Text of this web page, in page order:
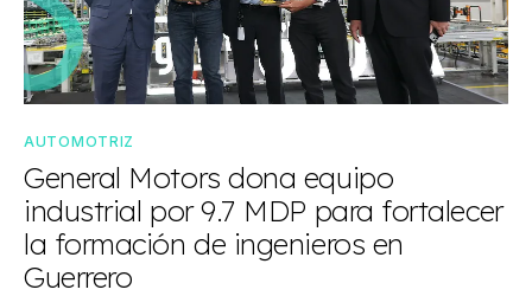
AUTOMOTRIZ
General Motors dona equipo
industrial por 9.7 MDP para fortalecer
la formación de ingenieros en
Guerrero